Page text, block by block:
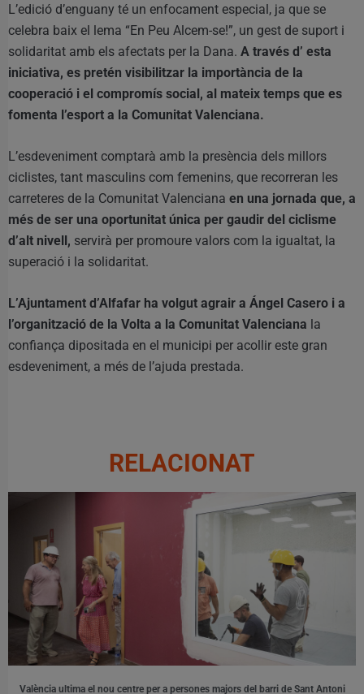
L’edició d’enguany té un enfocament especial, ja que se
celebra baix el lema “En Peu Alcem-se!”, un gest de suport i
solidaritat amb els afectats per la Dana. A través d’ esta
iniciativa, es pretén visibilitzar la importància de la
cooperació i el compromís social, al mateix temps que es
fomenta l’esport a la Comunitat Valenciana.
L’esdeveniment comptarà amb la presència dels millors
ciclistes, tant masculins com femenins, que recorreran les
carreteres de la Comunitat Valenciana en una jornada que, a
més de ser una oportunitat única per gaudir del ciclisme
d’alt nivell, servirà per promoure valors com la igualtat, la
superació i la solidaritat.
L’Ajuntament d’Alfafar ha volgut agrair a Ángel Casero i a
l’organització de la Volta a la Comunitat Valenciana la
confiança dipositada en el municipi per acollir este gran
esdeveniment, a més de l’ajuda prestada.
RELACIONAT
València ultima el nou centre per a persones majors del barri de Sant Antoni